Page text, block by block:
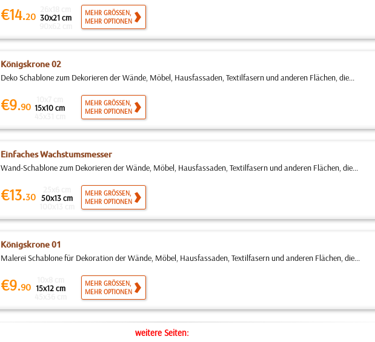
€14.20 30x21 cm
MEHR GRÖSSEN,
MEHR OPTIONEN
Königskrone 02
Deko Schablone zum Dekorieren der Wände, Möbel, Hausfassaden, Textilfasern und anderen Flächen, die...
€9.90 15x10 cm
MEHR GRÖSSEN,
MEHR OPTIONEN
Einfaches Wachstumsmesser
Wand-Schablone zum Dekorieren der Wände, Möbel, Hausfassaden, Textilfasern und anderen Flächen, die...
€13.30 50x13 cm
MEHR GRÖSSEN,
MEHR OPTIONEN
Königskrone 01
Malerei Schablone für Dekoration der Wände, Möbel, Hausfassaden, Textilfasern und anderen Flächen, die...
€9.90 15x12 cm
MEHR GRÖSSEN,
MEHR OPTIONEN
weitere Seiten: